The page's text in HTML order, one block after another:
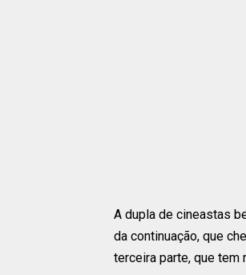
A dupla de cineastas
da continuação, que
terceira parte, que tem